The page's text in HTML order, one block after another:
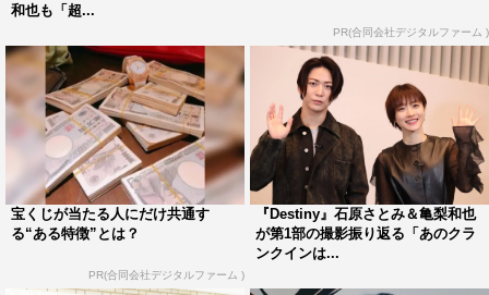
和也も「超...
PR(合同会社デジタルファーム )
宝くじが当たる人にだけ共通す
る“ある特徴”とは？
PR(合同会社デジタルファーム )
『Destiny』石原さとみ＆亀梨和也
が第1部の撮影振り返る「あのクラ
ンクインは...